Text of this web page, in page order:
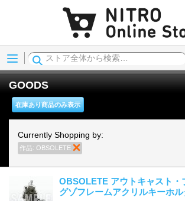
Menu
GOODS
在庫あり商品のみ表示
Currently Shopping by:
作品: OBSOLETE
OBSOLETE アウトキャスト・
グゾフレームアクリルキーホ